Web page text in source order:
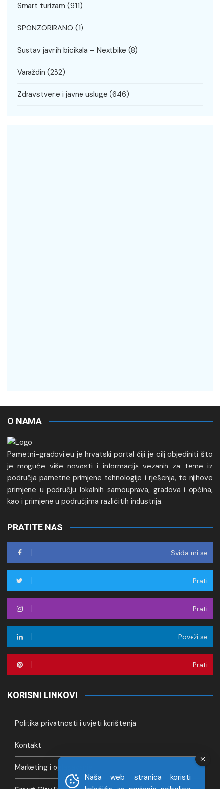
Smart turizam (911)
SPONZORIRANO (1)
Sustav javnih bicikala – Nextbike (8)
Varaždin (232)
Zdravstvene i javne usluge (646)
O NAMA
Pametni-gradovi.eu je hrvatski portal čiji je cilj objediniti što
je moguće više novosti i informacija vezanih za teme iz
područja pametne primjene tehnologije i rješenja, te njihove
primjene u području lokalnih samouprava, gradova i općina,
kao i primjene u područjima različitih industrija.
PRATITE NAS
Sviđa mi se
Prati
Prati
Poveži se
Prati
KORISNI LINKOVI
Politika privatnosti i uvjeti korištenja
Kontakt
Marketing i oglašavanje
Naša web stranica koristi